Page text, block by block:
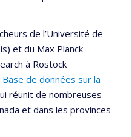
de l’Université de
et du Max Planck
à Rostock
Base de données sur la
réunit de nombreuses
et dans les provinces